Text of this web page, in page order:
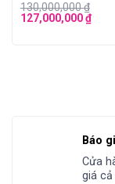
130,000,000₫
127,000,000₫
Báo
Cửa
giá cả